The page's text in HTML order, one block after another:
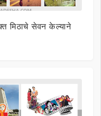
मिठाचे सेवन केल्याने